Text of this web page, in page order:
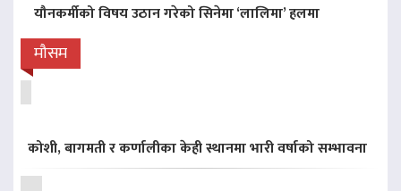
यौनकर्मीको विषय उठान गरेको सिनेमा ‘लालिमा’ हलमा
मौसम
कोशी, बागमती र कर्णालीका केही स्थानमा भारी वर्षाको सम्भावना